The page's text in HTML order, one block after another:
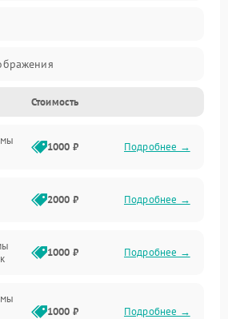
и оптики
Стоимость
1000 ₽ Подробнее →
2000 ₽ Подробнее →
1000 ₽ Подробнее →
1000 ₽ Подробнее →